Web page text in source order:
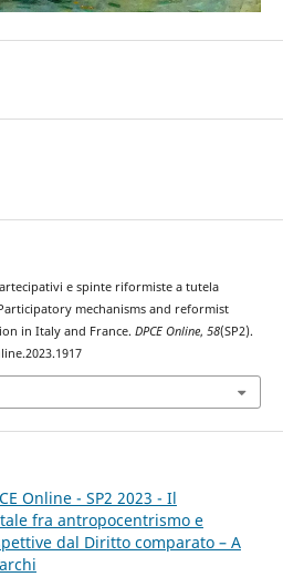
e spinte riformiste a tutela
mechanisms and reformist
in Italy and France. DPCE Online, 58(SP2).
Online - SP2 2023 - Il
fra antropocentrismo e
dal Diritto comparato – A